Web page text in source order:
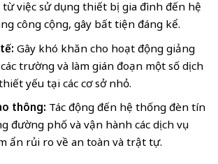
từ việc sử dụng thiết bị gia đình đến hệ
công cộng, gây bất tiện đáng kể.
Gây khó khăn cho hoạt động giảng
các trường và làm gián đoạn một số dịch
yếu tại các cơ sở nhỏ.
thông: Tác động đến hệ thống đèn tín
đường phố và vận hành các dịch vụ
ẩn rủi ro về an toàn và trật tự.